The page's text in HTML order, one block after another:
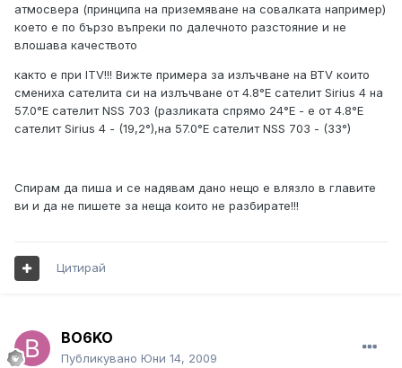
атмосвера (принципа на приземяване на совалката например)
което е по бързо въпреки по далечното разстояние и не
влошава качеството
както е при ITV!!! Вижте примера за излъчване на BTV които
смениха сателита си на излъчване от 4.8°E сателит Sirius 4 на
57.0°E сателит NSS 703 (разликата спрямо 24°Е - е от 4.8°E
сателит Sirius 4 - (19,2°),на 57.0°E сателит NSS 703 - (33°)
Спирам да пиша и се надявам дано нещо е влязло в главите
ви и да не пишете за неща които не разбирате!!!
Цитирай
BO6KO
Публикувано Юни 14, 2009